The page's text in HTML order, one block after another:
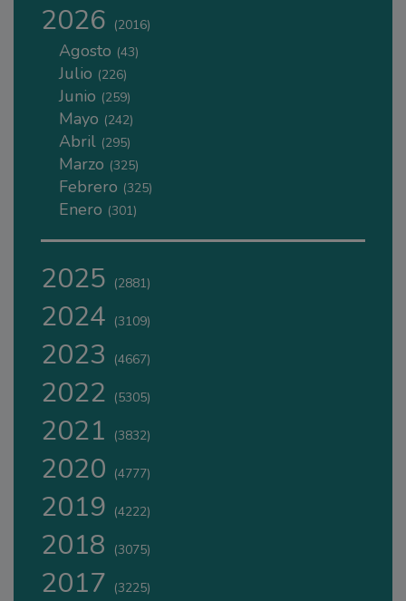
2026 (2016)
Agosto (43)
Julio (226)
Junio (259)
Mayo (242)
Abril (295)
Marzo (325)
Febrero (325)
Enero (301)
2025 (2881)
2024 (3109)
2023 (4667)
2022 (5305)
2021 (3832)
2020 (4777)
2019 (4222)
2018 (3075)
2017 (3225)